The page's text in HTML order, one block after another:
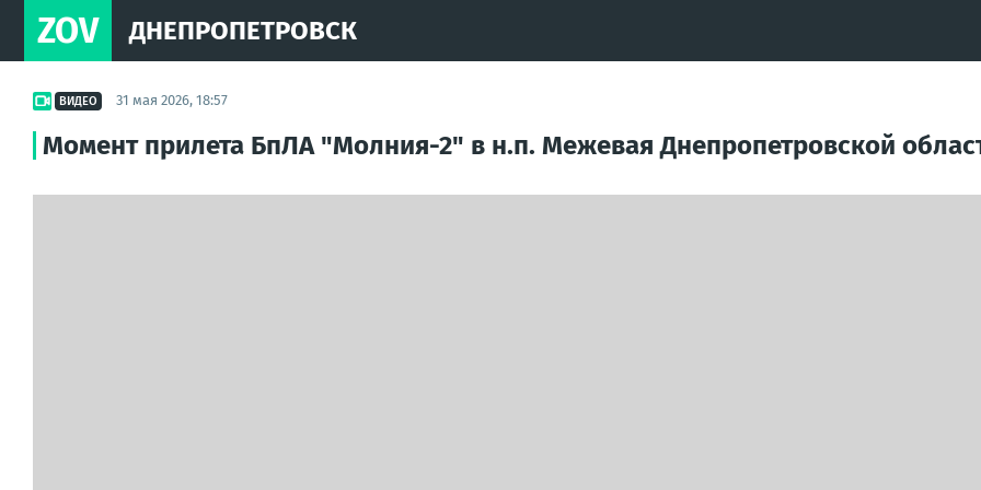
ZOV ДНЕПРОПЕТРОВСК
ВИДЕО 31 мая 2026, 18:57
Момент прилета БпЛА "Молния-2" в н.п. Межевая Днепропетровской